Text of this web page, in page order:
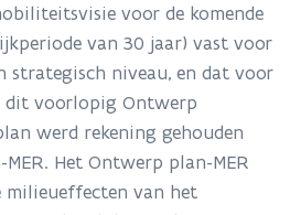
voor de komende
van 30 jaar) vast voor
strategisch niveau, en dat voor
dit voorlopig Ontwerp
werd rekening gehouden
Het Ontwerp plan-MER
milieueffecten van het